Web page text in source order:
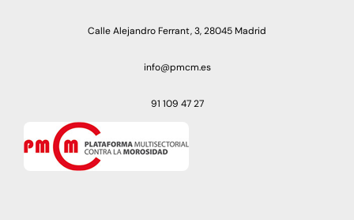
Calle Alejandro Ferrant, 3, 28045 Madrid
info@pmcm.es
91 109 47 27